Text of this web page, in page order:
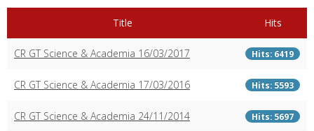
Title Hits
CR GT Science & Academia 16/03/2017 Hits: 6419
CR GT Science & Academia 17/03/2016 Hits: 5593
CR GT Science & Academia 24/11/2014 Hits: 5697